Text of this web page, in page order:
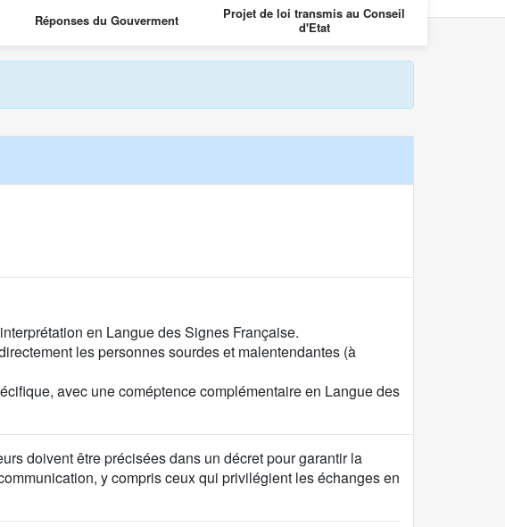
Réponses du Gouverment
Projet de loi transmis au Conseil
d'Etat
Projet de loi
en Langue des Signes Française.
les personnes sourdes et malentendantes (à
avec une coméptence complémentaire en Langue des
doivent être précisées dans un décret pour garantir la
y compris ceux qui privilégient les échanges en